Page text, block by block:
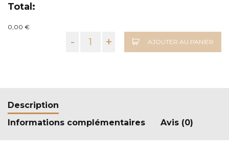
Total:
0,00 €
- + AJOUTER AU PANIER
Description
Informations complémentaires
Avis (0)